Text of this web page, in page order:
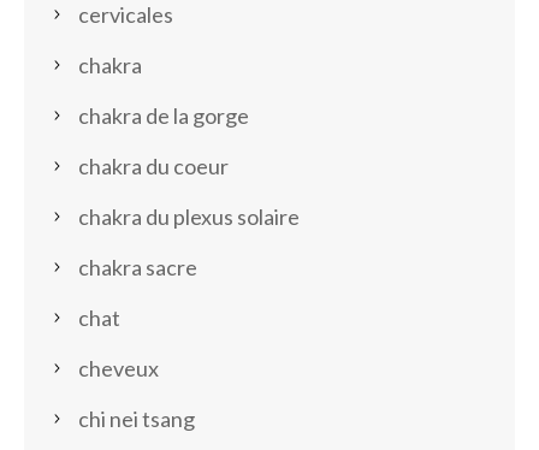
cervicales
chakra
chakra de la gorge
chakra du coeur
chakra du plexus solaire
chakra sacre
chat
cheveux
chi nei tsang